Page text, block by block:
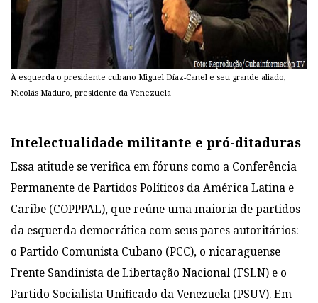
À esquerda o presidente cubano Miguel Díaz-Canel e seu grande aliado,
Nicolás Maduro, presidente da Venezuela
Intelectualidade militante e pró-ditaduras
Essa atitude se verifica em fóruns como a Conferência
Permanente de Partidos Políticos da América Latina e
Caribe (COPPPAL), que reúne uma maioria de partidos
da esquerda democrática com seus pares autoritários:
o Partido Comunista Cubano (PCC), o nicaraguense
Frente Sandinista de Libertação Nacional (FSLN) e o
Partido Socialista Unificado da Venezuela (PSUV). Em